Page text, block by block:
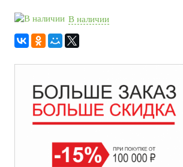
В наличии